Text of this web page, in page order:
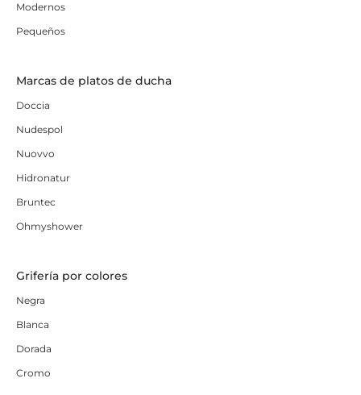
Modernos
Pequeños
Marcas de platos de ducha
Doccia
Nudespol
Nuovvo
Hidronatur
Bruntec
Ohmyshower
Grifería por colores
Negra
Blanca
Dorada
Cromo